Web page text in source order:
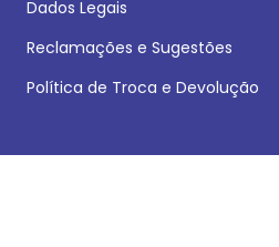
Dados Legais
Reclamações e Sugestões
Política de Troca e Devolução